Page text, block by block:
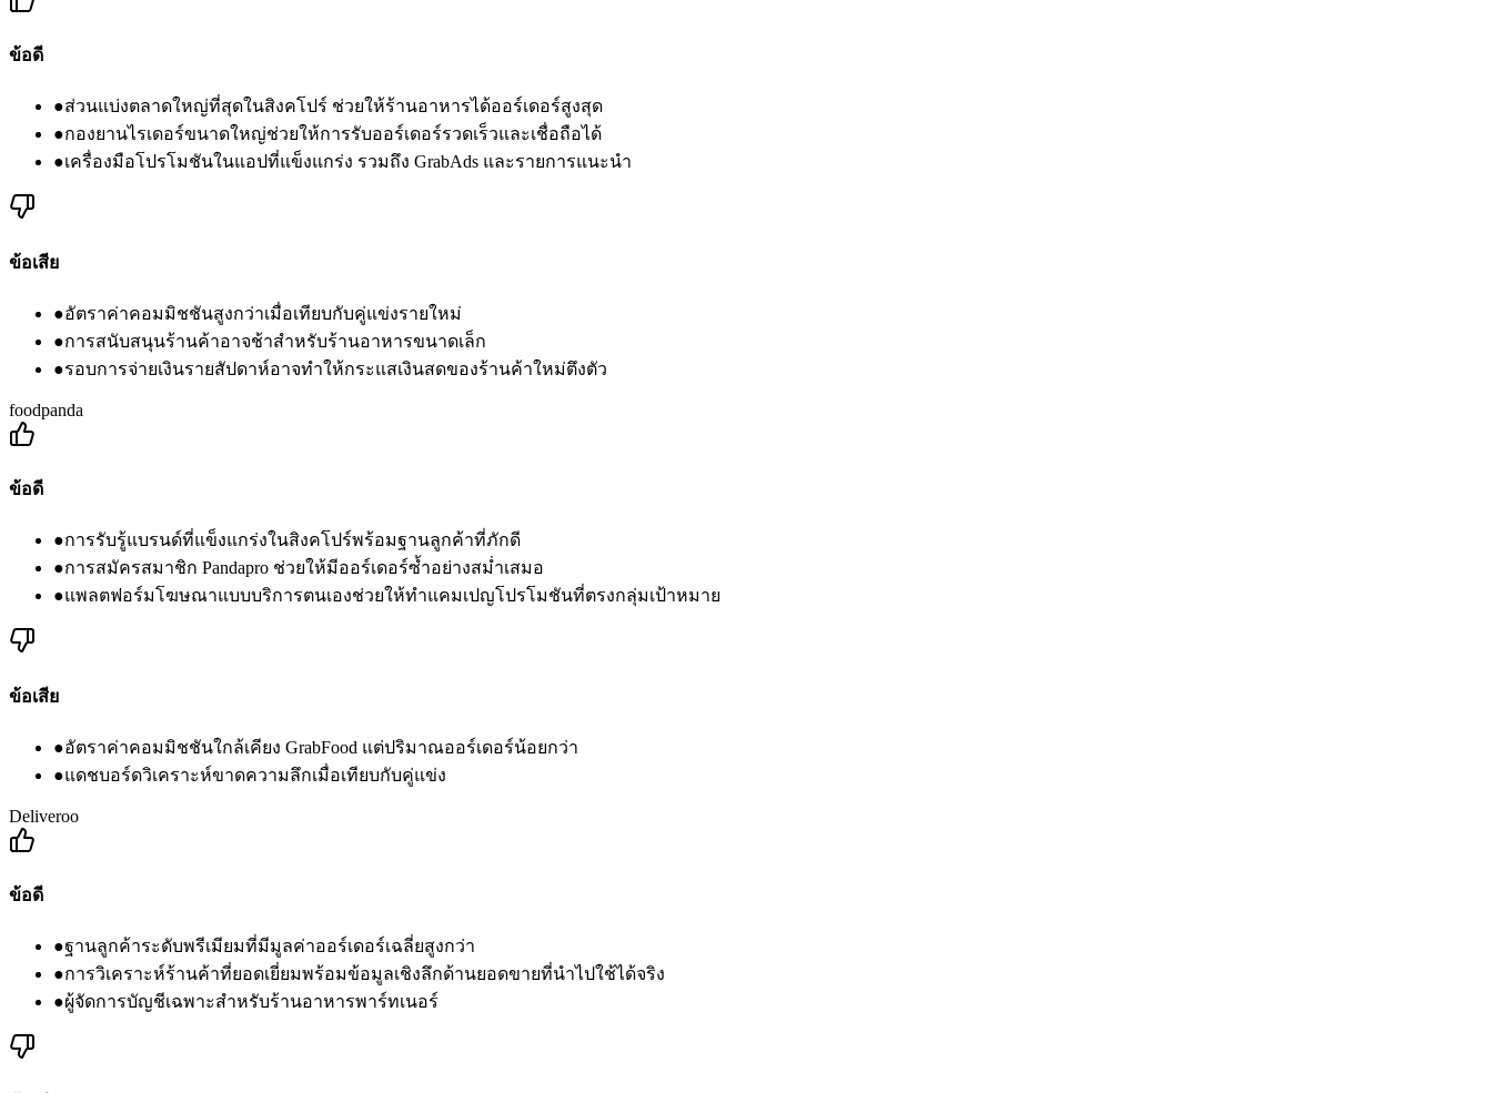
ข้อดี
●ส่วนแบ่งตลาดใหญ่ที่สุดในสิงคโปร์ ช่วยให้ร้านอาหารได้ออร์เดอร์สูงสุด
●กองยานไรเดอร์ขนาดใหญ่ช่วยให้การรับออร์เดอร์รวดเร็วและเชื่อถือได้
●เครื่องมือโปรโมชันในแอปที่แข็งแกร่ง รวมถึง GrabAds และรายการแนะนำ
ข้อเสีย
●อัตราค่าคอมมิชชันสูงกว่าเมื่อเทียบกับคู่แข่งรายใหม่
●การสนับสนุนร้านค้าอาจช้าสำหรับร้านอาหารขนาดเล็ก
●รอบการจ่ายเงินรายสัปดาห์อาจทำให้กระแสเงินสดของร้านค้าใหม่ตึงตัว
foodpanda
ข้อดี
●การรับรู้แบรนด์ที่แข็งแกร่งในสิงคโปร์พร้อมฐานลูกค้าที่ภักดี
●การสมัครสมาชิก Pandapro ช่วยให้มีออร์เดอร์ซ้ำอย่างสม่ำเสมอ
●แพลตฟอร์มโฆษณาแบบบริการตนเองช่วยให้ทำแคมเปญโปรโมชันที่ตรงกลุ่มเป้าหมาย
ข้อเสีย
●อัตราค่าคอมมิชชันใกล้เคียง GrabFood แต่ปริมาณออร์เดอร์น้อยกว่า
●แดชบอร์ดวิเคราะห์ขาดความลึกเมื่อเทียบกับคู่แข่ง
Deliveroo
ข้อดี
●ฐานลูกค้าระดับพรีเมียมที่มีมูลค่าออร์เดอร์เฉลี่ยสูงกว่า
●การวิเคราะห์ร้านค้าที่ยอดเยี่ยมพร้อมข้อมูลเชิงลึกด้านยอดขายที่นำไปใช้ได้จริง
●ผู้จัดการบัญชีเฉพาะสำหรับร้านอาหารพาร์ทเนอร์